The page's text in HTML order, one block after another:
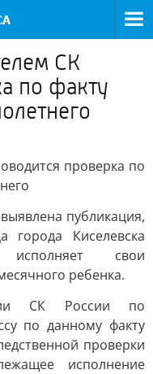
СК
по факту
проверка по
публикация,
города Киселевска
свои
ребенка.
СК России по
по данному факту
проверки
исполнение